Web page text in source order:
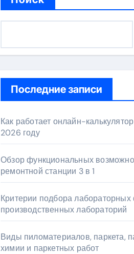
Последние записи
Как работает онлайн-
2026 году
Обзор функциональных
ремонтной станции 3 в 1
Критерии подбора лабораторных
производственных лабораторий
Виды пиломатериалов, паркета,
химии и паркетных работ